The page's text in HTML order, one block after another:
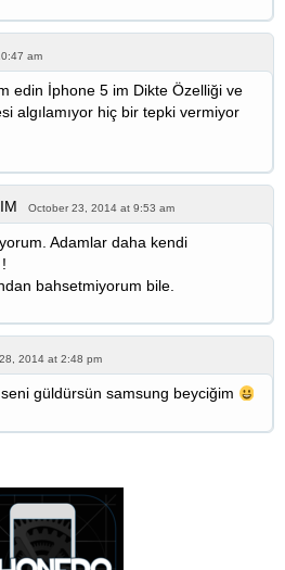
am
edin İphone 5 im Dikte Özelliği ve
algılamıyor hiç bir tepki vermiyor
October 23, 2014 at 9:53 am
Adamlar daha kendi
bahsetmiyorum bile.
2014 at 2:48 pm
güldürsün samsung beyciğim